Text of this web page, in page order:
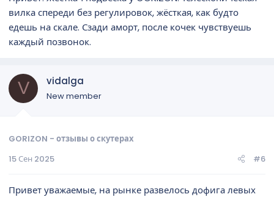
вилка спереди без регулировок, жёсткая, как будто
едешь на скале. Сзади аморт, после кочек чувствуешь
каждый позвонок.
V vidalga
New member
GORIZON - отзывы о скутерах
15 Сен 2025
#6
Привет уважаемые, на рынке развелось дофига левых